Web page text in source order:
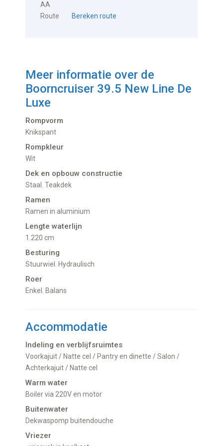
AA
Route
Bereken route
Meer informatie over de
Boorncruiser 39.5 New Line De
Luxe
Rompvorm
Knikspant
Rompkleur
Wit
Dek en opbouw constructie
Staal. Teakdek
Ramen
Ramen in aluminium
Lengte waterlijn
1.220 cm
Besturing
Stuurwiel. Hydraulisch
Roer
Enkel. Balans
Accommodatie
Indeling en verblijfsruimtes
Voorkajuit / Natte cel / Pantry en dinette / Salon /
Achterkajuit / Natte cel
Warm water
Boiler via 220V en motor
Buitenwater
dekwaspomp buitendouche
Vriezer